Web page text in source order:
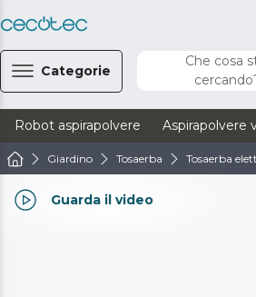
Categorie
Che cosa
Robot aspirapolvere Aspirapolvere
Giardino Tosaerba Tosaerba
Guarda il video